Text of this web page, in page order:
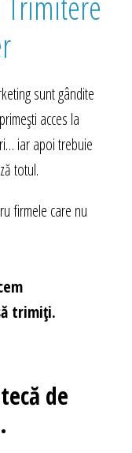
sunt gândite
acces la
iar apoi trebuie
totul.
firmele care nu
trimiți.
de